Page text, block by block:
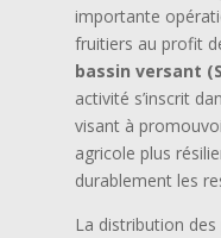
importante
fruitiers au profit
bassin versant
activité s’inscrit
visant à
agricole plus
durablement les
La distribution